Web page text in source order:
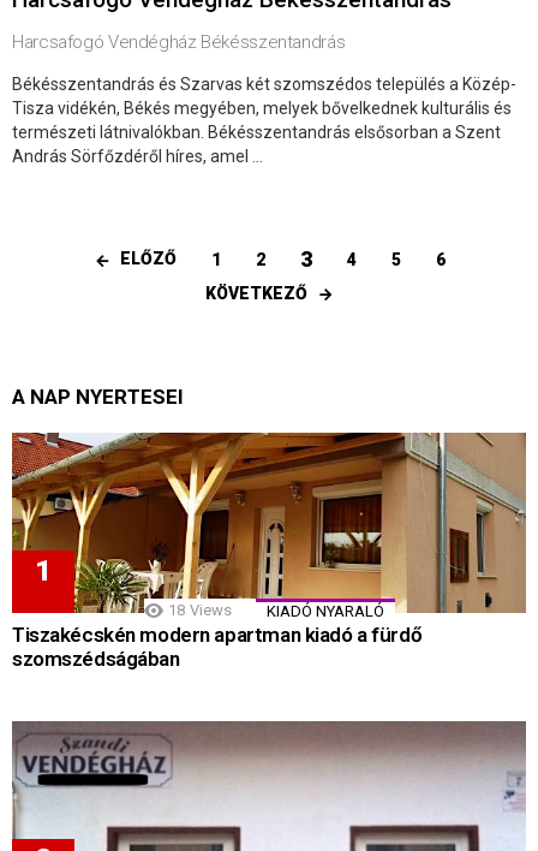
Harcsafogó Vendégház Békésszentandrás
Békésszentandrás és Szarvas két szomszédos település a Közép-
Tisza vidékén, Békés megyében, melyek bővelkednek kulturális és
természeti látnivalókban. Békésszentandrás elsősorban a Szent
András Sörfőzdéről híres, amel ...
ELŐZŐ 1 2 3 4 5
6
KÖVETKEZŐ
A NAP NYERTESEI
18 Views KIADÓ NYARALÓ
Tiszakécskén modern apartman kiadó a fürdő
szomszédságában